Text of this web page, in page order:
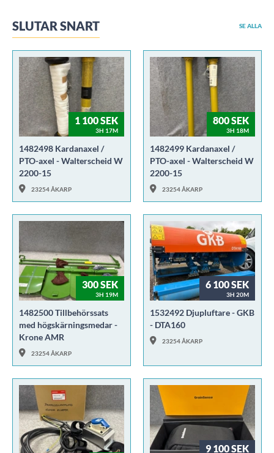
SLUTAR SNART SE ALLA
1 100 SEK
3H 17M
1482498 Kardanaxel /
PTO-axel - Walterscheid W
2200-15
23254 ÅKARP
800 SEK
3H 18M
1482499 Kardanaxel /
PTO-axel - Walterscheid W
2200-15
23254 ÅKARP
300 SEK
3H 19M
1482500 Tillbehörssats
med högskärningsmedar -
Krone AMR
23254 ÅKARP
6 100 SEK
3H 20M
1532492 Djupluftare - GKB
- DTA160
23254 ÅKARP
9 100 SEK